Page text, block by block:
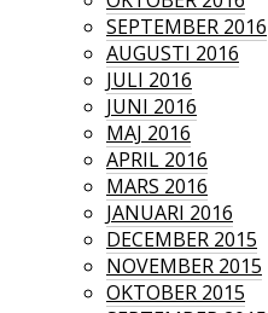
SEPTEMBER 2016
AUGUSTI 2016
JULI 2016
JUNI 2016
MAJ 2016
APRIL 2016
MARS 2016
JANUARI 2016
DECEMBER 2015
NOVEMBER 2015
OKTOBER 2015